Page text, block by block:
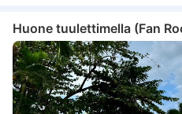
Huone tuulettimella (Fan